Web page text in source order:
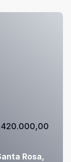
Rosa,
420.000,00